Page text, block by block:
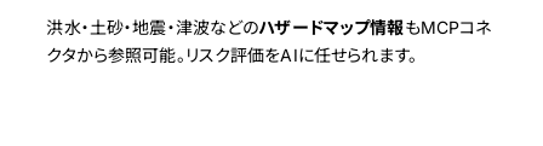
洪水・土砂・地震・津波などのハザードマップ情報もMCPコネ
クタから参照可能。リスク評価をAIに任せられます。